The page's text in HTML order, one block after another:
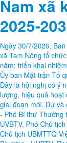
phòng Tỉnh ủy; Các
đồng chí Ủy viên Ủy
bộ trực thuộc Đảng